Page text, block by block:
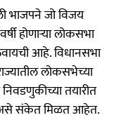
भाजपने जो विजय
होणाऱ्या लोकसभा
आहे. विधानसभा
लोकसभेच्या
तयारीत
असे संकेत मिळत आहेत.